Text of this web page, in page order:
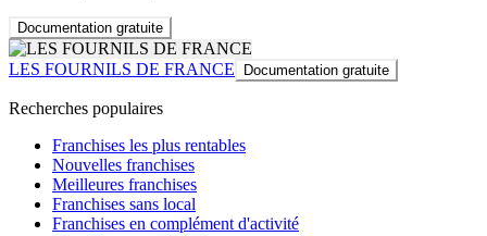
Documentation gratuite
LES FOURNILS DE FRANCE Documentation gratuite
Recherches populaires
Franchises les plus rentables
Nouvelles franchises
Meilleures franchises
Franchises sans local
Franchises en complément d'activité